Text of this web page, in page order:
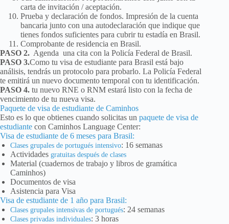
carta de invitación / aceptación.
Prueba y declaración de fondos. Impresión de la cuenta
bancaria junto con una autodeclaración que indique que
tienes fondos suficientes para cubrir tu estadía en Brasil.
Comprobante de residencia en Brasil.
PASO 2. Agenda una cita con la Policía Federal de Brasil.
PASO 3.Como tu visa de estudiante para Brasil está bajo
análisis, tendrás un protocolo para probarlo. La Policía Federal
te emitirá un nuevo documento temporal con tu identificación.
PASO 4. tu nuevo RNE o RNM estará listo con la fecha de
vencimiento de tu nueva visa.
Paquete de visa de estudiante de Caminhos
Esto es lo que obtienes cuando solicitas un paquete de visa de
estudiante con Caminhos Language Center:
Visa de estudiante de 6 meses para Brasil:
Clases grupales de portugués intensivo: 16 semanas
Actividades gratuitas después de clases
Material (cuadernos de trabajo y libros de gramática
Caminhos)
Documentos de visa
Asistencia para Visa
Visa de estudiante de 1 año para Brasil:
Clases grupales intensivas de portugués: 24 semanas
Clases privadas individuales: 3 horas